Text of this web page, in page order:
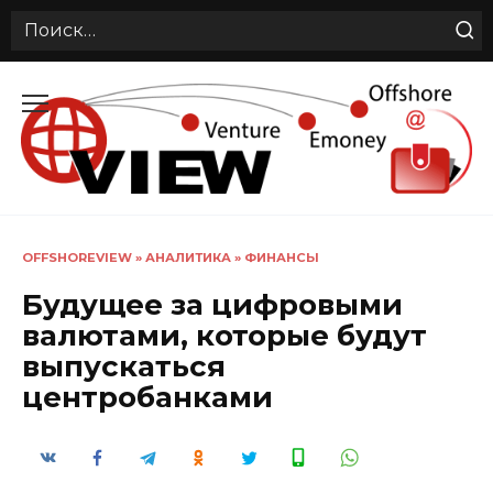
Search
содержанию
OFFSHOREVIEW » АНАЛИТИКА » ФИНАНСЫ
Будущее за цифровыми
валютами, которые будут
выпускаться
центробанками